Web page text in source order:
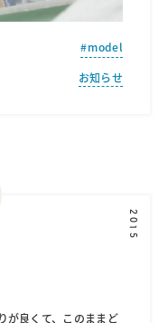
model
お知らせ
2015
が良くて、このままど